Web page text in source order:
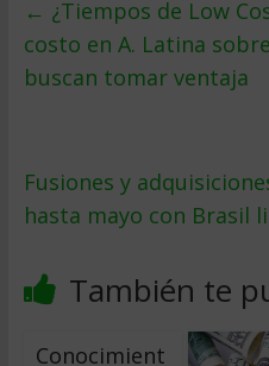
← ¿Tiempos de Low
costo en A. Latina
buscan tomar ventaja
Fusiones y
hasta mayo con Brasil
También te
Conocimient